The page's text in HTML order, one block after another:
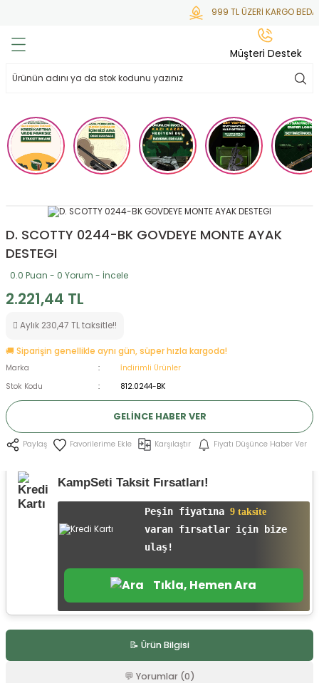
999 TL ÜZERİ KARGO
Mermisi
D. SCOTTY 0244-BK GOVDEYE MONTE AYAK
DESTEGI
0.0 Puan - 0 Yorum - İncele
2.221,44 TL
Aylık 230,47 TL taksitle!!
🚚 Siparişin genellikle aynı gün, süper hızla kargoda!
Marka
İndirimli Ürünler
Stok Kodu
812.0244-BK
GELINCE HABER VER
Paylaş Karşılaştır Fiyatı Düşünce Haber Ver
KampSeti Taksit Fırsatları!
Peşin fiyatına 9 taksite
varan fırsatlar için bize
ulaş!
Tıkla, Hemen Ara
📝 Ürün Bilgisi
💬 Yorumlar (0)